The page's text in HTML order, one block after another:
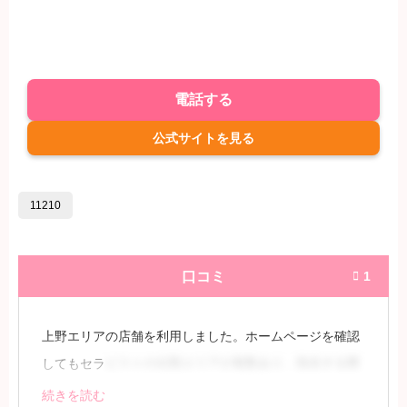
電話する
公式サイトを見る
11210
口コミ  1
上野エリアの店舗を利用しました。ホームページを確認
してもセラ
は当日の勤務状況を確認する必要があるため注意が必要
続きを読む